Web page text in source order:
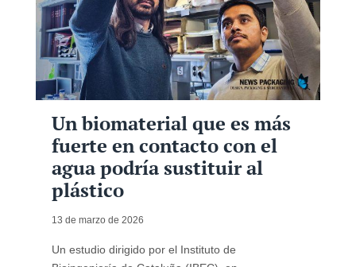
Un biomaterial que es más
fuerte en contacto con el
agua podría sustituir al
plástico
13 de marzo de 2026
Un estudio dirigido por el Instituto de